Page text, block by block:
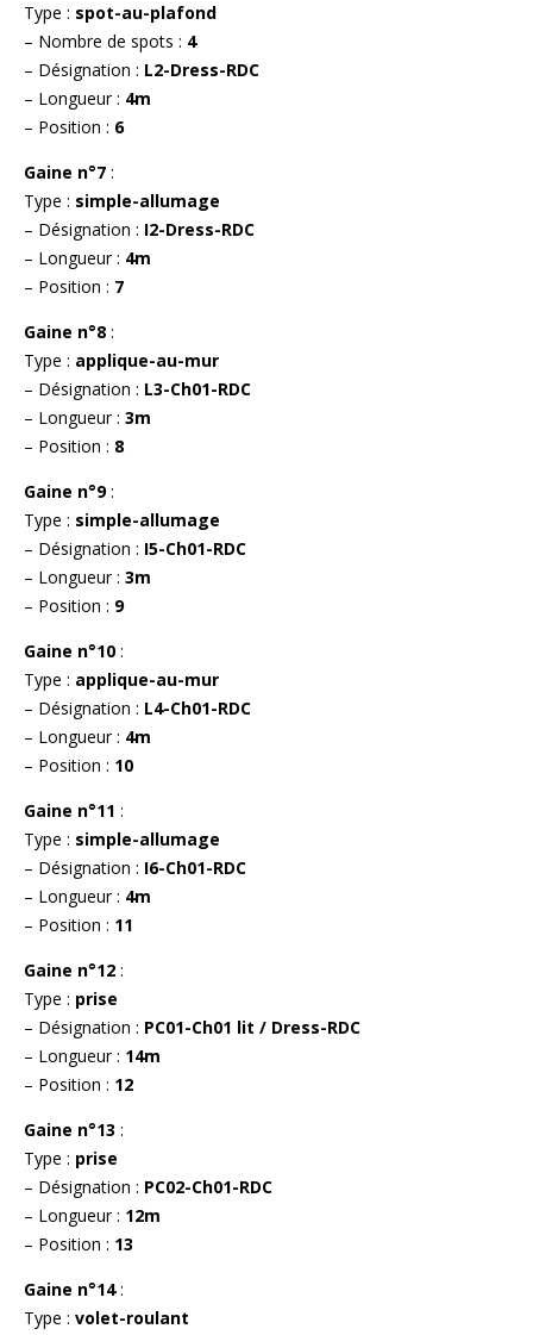
Type : spot-au-plafond
– Nombre de spots : 4
– Désignation : L2-Dress-RDC
– Longueur : 4m
– Position : 6
Gaine n°7 :
Type : simple-allumage
– Désignation : I2-Dress-RDC
– Longueur : 4m
– Position : 7
Gaine n°8 :
Type : applique-au-mur
– Désignation : L3-Ch01-RDC
– Longueur : 3m
– Position : 8
Gaine n°9:
Type : simple-allumage
– Désignation : I5-Ch01-RDC
– Longueur : 3m
– Position : 9
Gaine n°10 :
Type : applique-au-mur
– Désignation : L4-Ch01-RDC
– Longueur : 4m
– Position : 10
Gaine n°11 :
Type : simple-allumage
– Désignation : I6-Ch01-RDC
– Longueur : 4m
– Position : 11
Gaine n°12 :
Type : prise
– Désignation : PC01-Ch01 lit / Dress-RDC
– Longueur : 14m
– Position : 12
Gaine n°13 :
Type : prise
– Désignation : PC02-Ch01-RDC
– Longueur : 12m
– Position : 13
Gaine n°14:
Type : volet-roulant